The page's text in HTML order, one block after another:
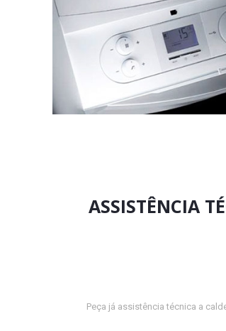
ASSISTÊNCIA
Peça já assistência técnica a